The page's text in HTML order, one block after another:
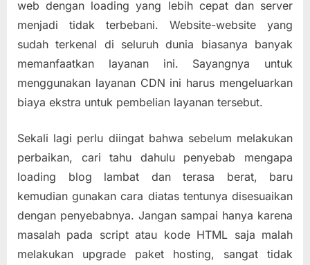
web dengan loading yang lebih cepat dan server
menjadi tidak terbebani. Website-website yang
sudah terkenal di seluruh dunia biasanya banyak
memanfaatkan layanan ini. Sayangnya untuk
menggunakan layanan CDN ini harus mengeluarkan
biaya ekstra untuk pembelian layanan tersebut.
Sekali lagi perlu diingat bahwa sebelum melakukan
perbaikan, cari tahu dahulu penyebab mengapa
loading blog lambat dan terasa berat, baru
kemudian gunakan cara diatas tentunya disesuaikan
dengan penyebabnya. Jangan sampai hanya karena
masalah pada script atau kode HTML saja malah
melakukan upgrade paket hosting, sangat tidak